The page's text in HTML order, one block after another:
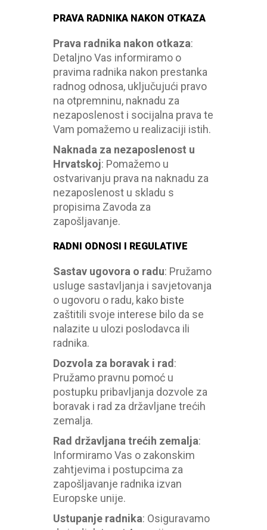
PRAVA RADNIKA NAKON OTKAZA
Prava radnika nakon otkaza:
Detaljno Vas informiramo o
pravima radnika nakon prestanka
radnog odnosa, uključujući pravo
na otpremninu, naknadu za
nezaposlenost i socijalna prava te
Vam pomažemo u realizaciji istih.
Naknada za nezaposlenost u
Hrvatskoj: Pomažemo u
ostvarivanju prava na naknadu za
nezaposlenost u skladu s
propisima Zavoda za
zapošljavanje.
RADNI ODNOSI I REGULATIVE
Sastav ugovora o radu: Pružamo
usluge sastavljanja i savjetovanja
o ugovoru o radu, kako biste
zaštitili svoje interese bilo da se
nalazite u ulozi poslodavca ili
radnika.
Dozvola za boravak i rad :
Pružamo pravnu pomoć u
postupku pribavljanja dozvole za
boravak i rad za državljane trećih
zemalja.
Rad državljana trećih zemalja:
Informiramo Vas o zakonskim
zahtjevima i postupcima za
zapošljavanje radnika izvan
Europske unije.
Ustupanje radnika: Osiguravamo